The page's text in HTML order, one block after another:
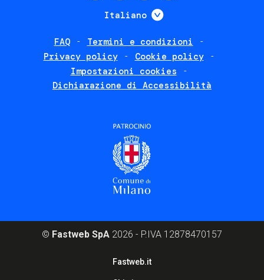
Italiano Mostra ulteriori
FAQ
Termini e condizioni
Privacy policy
Cookie policy
Impostazioni cookies
Dichiarazione di Accessibilità
© Fastweb SpA 2026 - P.IVA 12878470157
Fastweb.it